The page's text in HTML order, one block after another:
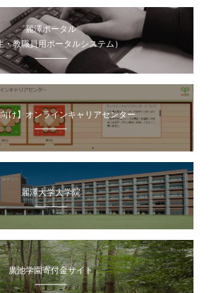
麗澤ポータル
・教職員用ポータルシステム）
け】オンラインキャリアセンター
麗澤大学大学院
廣池学園寄付金サイト